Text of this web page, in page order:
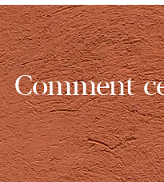
Comment